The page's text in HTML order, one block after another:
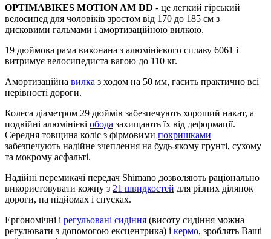
OPTIMABIKES MOTION AM DD - це легкий гірський
велосипед для чоловіків зростом від 170 до 185 см з
дисковими гальмами і амортизаційною вилкою.
19 дюймова рама виконана з алюмінієвого сплаву 6061 і
витримує велосипедиста вагою до 110 кг.
Амортизаційна вилка з ходом на 50 мм, гасить практично всі
нерівності дороги.
Колеса діаметром 29 дюймів забезпечують хороший накат, а
подвійні алюмінієві обода захищають їх від деформації.
Середня товщина коліс з фірмовими покришками
забезпечують надійне зчеплення на будь-якому грунті, сухому
та мокрому асфальті.
Надійні перемикачі передач Shimano дозволяють раціонально
використовувати кожну з 21 швидкостей для різних ділянок
дороги, на підйомах і спусках.
Ергономічні і регульовані сидіння (висоту сидіння можна
регулювати з допомогою ексцентрика) і кермо, зроблять Ваші